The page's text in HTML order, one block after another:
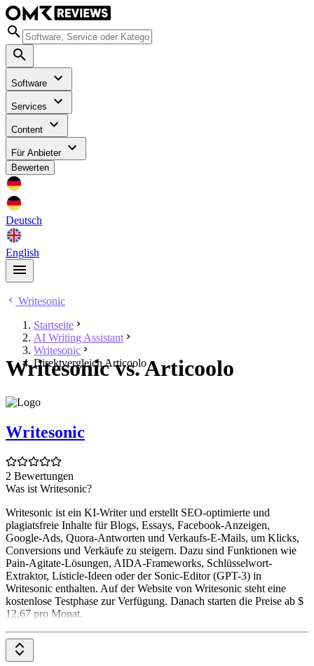
Software
Services
Content
Für Anbieter
Bewerten
Deutsch
English
Writesonic
Startseite
AI Writing Assistant
Writesonic
Direktvergleich Articoolo
Writesonic vs. Articoolo
Writesonic
2 Bewertungen
Was ist Writesonic?
Writesonic ist ein KI-Writer und erstellt SEO-optimierte und
plagiatsfreie Inhalte für Blogs, Essays, Facebook-Anzeigen,
Google-Ads, Quora-Antworten und Verkaufs-E-Mails, um Klicks,
Conversions und Verkäufe zu steigern. Dazu sind Funktionen wie
Pain-Agitate-Lösungen, AIDA-Frameworks, Schlüsselwort-
Extraktor, Listicle-Ideen oder der Sonic-Editor (GPT-3) in
Writesonic enthalten. Auf der Website von Writesonic steht eine
kostenlose Testphase zur Verfügung. Danach starten die Preise ab $
12,67 pro Monat.